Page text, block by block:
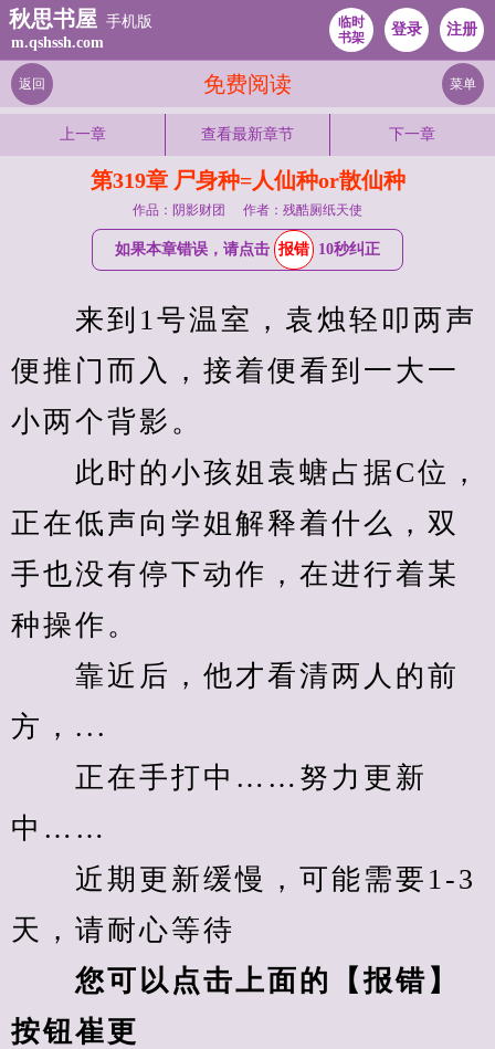
秋思书屋 手机版
m.qshssh.com
临时
书架
登录 注册
免费阅读
返回 菜单
上一章 查看最新章节 下一章
第319章 尸身种=人仙种or散仙种
作品：阴影财团 作者：残酷厕纸天使
如果本章错误，请点击 报错 10秒纠正
来到1号温室，袁烛轻叩两声
便推门而入，接着便看到一大一
小两个背影。
此时的小孩姐袁螗占据C位，
正在低声向学姐解释着什么，双
手也没有停下动作，在进行着某
种操作。
靠近后，他才看清两人的前
方，...
正在手打中……努力更新
中……
近期更新缓慢，可能需要1-3
天，请耐心等待
您可以点击上面的【报错】
按钮崔更